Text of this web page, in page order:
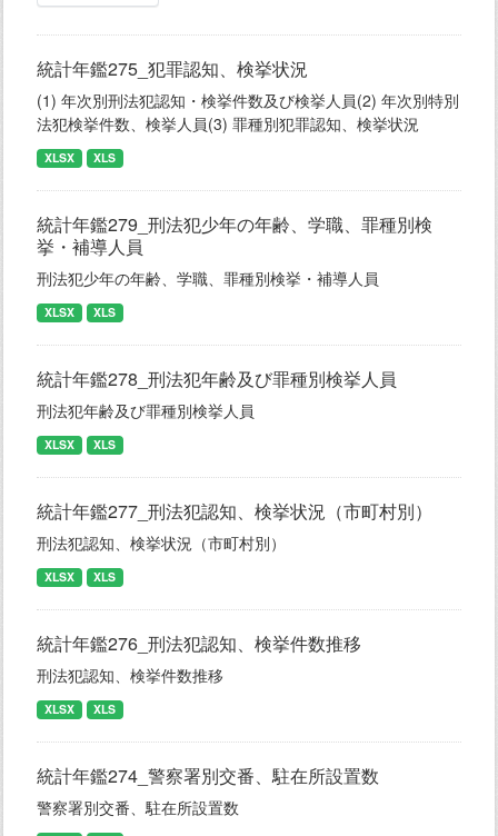
統計年鑑275_犯罪認知、検挙状況
(1) 年次別刑法犯認知・検挙件数及び検挙人員(2) 年次別特別
法犯検挙件数、検挙人員(3) 罪種別犯罪認知、検挙状況
XLSX XLS
統計年鑑279_刑法犯少年の年齢、学職、罪種別検
挙・補導人員
刑法犯少年の年齢、学職、罪種別検挙・補導人員
XLSX XLS
統計年鑑278_刑法犯年齢及び罪種別検挙人員
刑法犯年齢及び罪種別検挙人員
XLSX XLS
統計年鑑277_刑法犯認知、検挙状況（市町村別）
刑法犯認知、検挙状況（市町村別）
XLSX XLS
統計年鑑276_刑法犯認知、検挙件数推移
刑法犯認知、検挙件数推移
XLSX XLS
統計年鑑274_警察署別交番、駐在所設置数
警察署別交番、駐在所設置数